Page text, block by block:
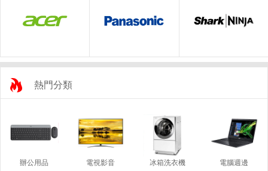
熱門分類
辦公用品 電視影音 冰箱洗衣機 電腦週邊